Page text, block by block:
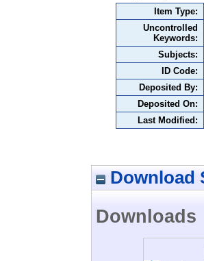
Item Type:
Uncontrolled
Keywords:
Subjects:
ID Code:
Deposited By:
Deposited On:
Last Modified:
Download
Downloads